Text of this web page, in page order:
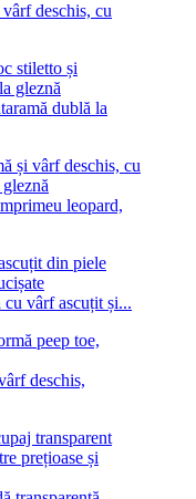
deschis, cu
dublă la
leopard,
vârf ascuțit și...
deschis,